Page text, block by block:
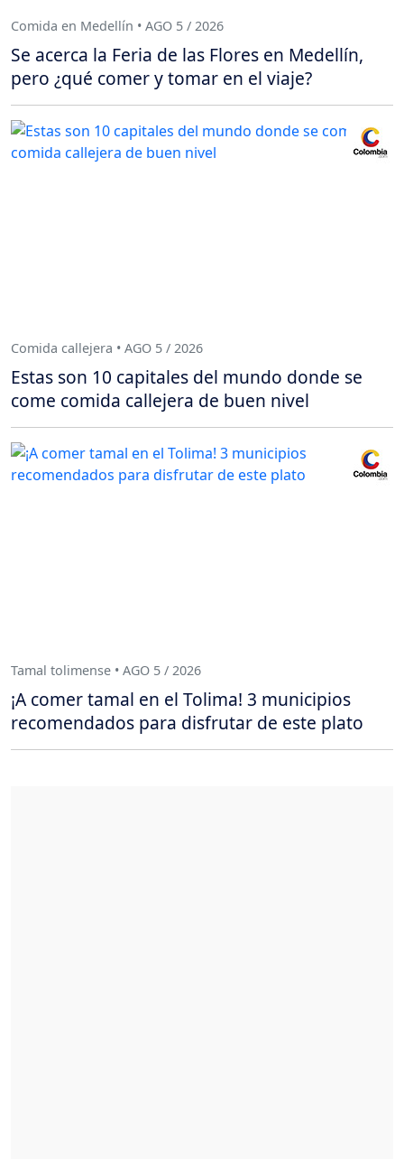
Comida en Medellín • AGO 5 / 2026
Se acerca la Feria de las Flores en Medellín,
pero ¿qué comer y tomar en el viaje?
Comida callejera • AGO 5 / 2026
Estas son 10 capitales del mundo donde se
come comida callejera de buen nivel
Tamal tolimense • AGO 5 / 2026
¡A comer tamal en el Tolima! 3 municipios
recomendados para disfrutar de este plato